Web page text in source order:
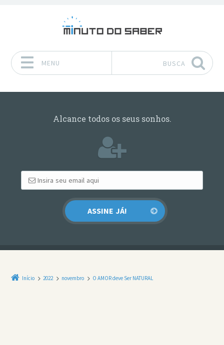
MENU BUSCA
Alcance todos os seus sonhos.
Início 2022 novembro O AMOR deve Ser NATURAL